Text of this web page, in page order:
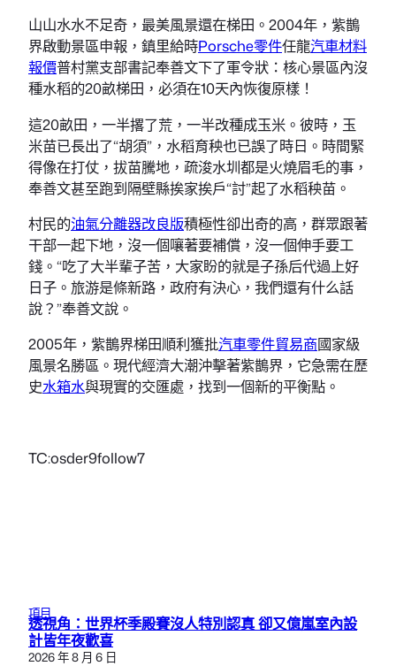
山山水水不足奇，最美風景還在梯田。2004年，紫鵲
界啟動景區申報，鎮里給時Porsche零件任龍汽車材料
報價普村黨支部書記奉善文下了軍令狀：核心景區內沒
種水稻的20畝梯田，必須在10天內恢復原樣！
這20畝田，一半撂了荒，一半改種成玉米。彼時，玉
米苗已長出了“胡須”，水稻育秧也已誤了時日。時間緊
得像在打仗，拔苗騰地，疏浚水圳都是火燒眉毛的事，
奉善文甚至跑到隔壁縣挨家挨戶“討”起了水稻秧苗。
村民的油氣分離器改良版積極性卻出奇的高，群眾跟著
干部一起下地，沒一個嚷著要補償，沒一個伸手要工
錢。“吃了大半輩子苦，大家盼的就是子孫后代過上好
日子。旅游是條新路，政府有決心，我們還有什么話
說？”奉善文說。
2005年，紫鵲界梯田順利獲批汽車零件貿易商國家級
風景名勝區。現代經濟大潮沖擊著紫鵲界，它急需在歷
史水箱水與現實的交匯處，找到一個新的平衡點。
TC:osder9follow7
項目
透視角：世界杯季殿賽沒人特別認真 卻又億嵐室內設
計皆年夜歡喜
2026 年 8 月 6 日